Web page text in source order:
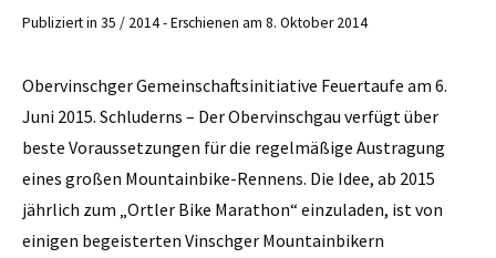
Publiziert in 35 / 2014 - Erschienen am 8. Oktober 2014
Obervinschger Gemeinschaftsinitiative Feuertaufe am 6.
Juni 2015. Schluderns – Der Obervinschgau verfügt über
beste Voraussetzungen für die regelmäßige Austragung
eines großen Mountainbike-Rennens. Die Idee, ab 2015
jährlich zum „Ortler Bike Marathon“ einzuladen, ist von
einigen begeisterten Vinschger Mountainbikern